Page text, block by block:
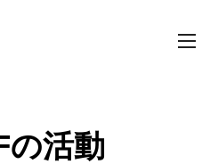
toggle
の活動